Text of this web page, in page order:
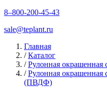
8–800-200-45-43
sale@teplant.ru
Главная
/ Каталог
/ Рулонная окрашенная
/ Рулонная окрашенная
(ПВДФ)